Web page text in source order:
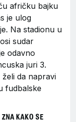
afričku bajku
je ulog
Na stadionu u
sudar
odavno
juri 3.
da napravi
fudbalske
KAKO SE